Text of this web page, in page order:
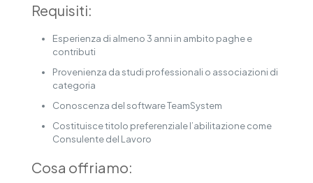
Requisiti:
Esperienza di almeno 3 anni in ambito paghe e
contributi
Provenienza da studi professionali o associazioni di
categoria
Conoscenza del software TeamSystem
Costituisce titolo preferenziale l’abilitazione come
Consulente del Lavoro
Cosa offriamo: